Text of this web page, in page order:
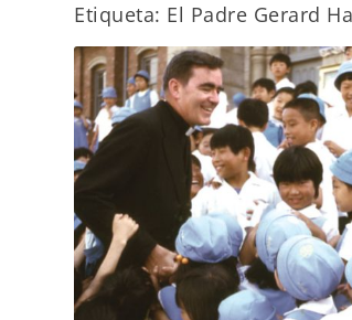
Etiqueta: El Padre Gerard